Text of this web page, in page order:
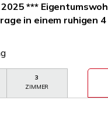
2025 ***
in einem ruhigen 4
3
ZIMMER